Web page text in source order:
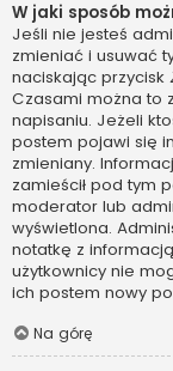
W jaki sposób
Jeśli nie jesteś
zmieniać i usuwać
naciskając przycisk
Czasami można to
napisaniu. Jeżeli
postem pojawi się
zmieniany.
zamieścił pod tym
moderator lub
wyświetlona.
notatkę z
użytkownicy nie
ich postem nowy
Na górę